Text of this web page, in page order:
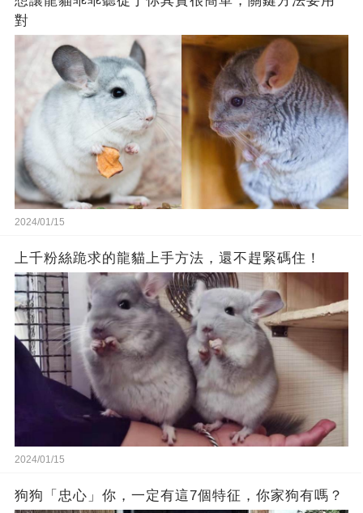
對
2024/01/15
上千粉絲跪求的龍貓上手方法，還不趕緊碼住！
2024/01/15
狗狗「忠心」你，一定有這7個特征，你家狗有嗎？